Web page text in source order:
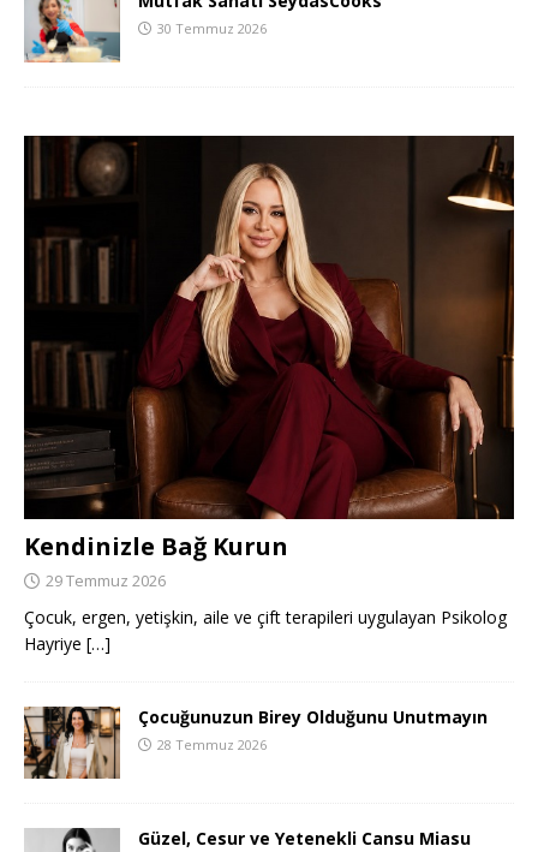
30 Temmuz 2026
Kendinizle Bağ Kurun
29 Temmuz 2026
Çocuk, ergen, yetişkin, aile ve çift terapileri uygulayan Psikolog
Hayriye […]
Çocuğunuzun Birey Olduğunu Unutmayın
28 Temmuz 2026
Güzel, Cesur ve Yetenekli Cansu Miasu